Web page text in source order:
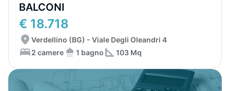
BALCONI
€ 18.718
Verdellino (BG) - Viale Degli Oleandri 4
2 camere
1 bagno 103 Mq